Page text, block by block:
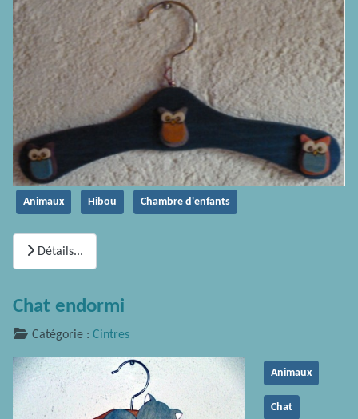
Animaux Hibou Chambre d'enfants
Détails...
Chat endormi
Catégorie : Cintres
Animaux
Chat